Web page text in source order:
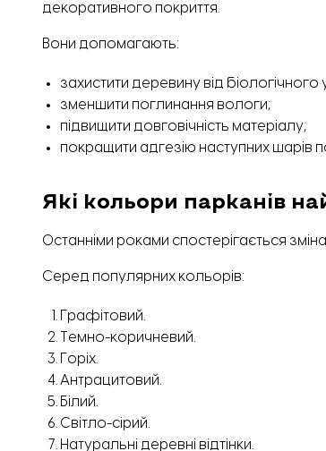
декоративного покриття.
Вони допомагають:
захистити деревину від
зменшити поглинання вологи;
підвищити довговічність матеріалу;
покращити адгезію наступних шарів
Які кольори парканів
Останніми роками спостерігається
Серед популярних кольорів:
Графітовий.
Темно-коричневий.
Горіх.
Антрацитовий.
Білий.
Світло-сірий.
Натуральні деревні відтінки.